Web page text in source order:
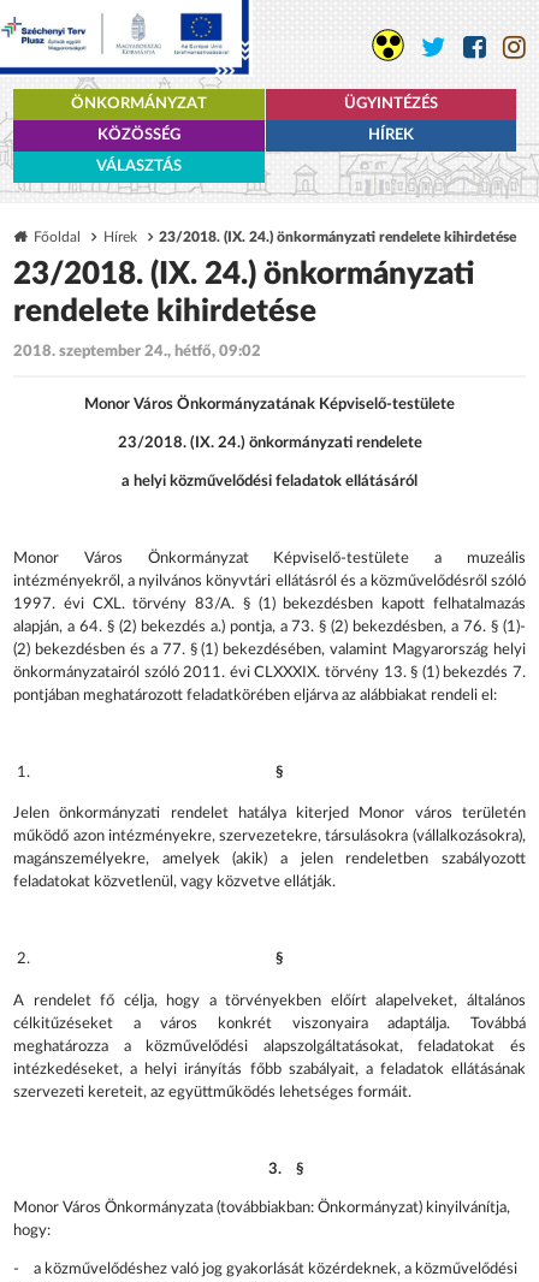
ÖNKORMÁNYZAT
ÜGYINTÉZÉS
KÖZÖSSÉG
HÍREK
VÁLASZTÁS
Főoldal Hírek 23/2018. (IX. 24.) önkormányzati rendelete kihirdetése
23/2018. (IX. 24.) önkormányzati
rendelete kihirdetése
2018. szeptember 24., hétfő, 09:02
Monor Város Önkormányzatának Képviselő-testülete
23/2018. (IX. 24.) önkormányzati rendelete
a helyi közművelődési feladatok ellátásáról
Monor Város Önkormányzat Képviselő-testülete a muzeális
intézményekről, a nyilvános könyvtári ellátásról és a közművelődésről szóló
1997. évi CXL. törvény 83/A. § (1) bekezdésben kapott felhatalmazás
alapján, a 64. § (2) bekezdés a.) pontja, a 73. § (2) bekezdésben, a 76. § (1)-
(2) bekezdésben és a 77. § (1) bekezdésében, valamint Magyarország helyi
önkormányzatairól szóló 2011. évi CLXXXIX. törvény 13. § (1) bekezdés 7.
pontjában meghatározott feladatkörében eljárva az alábbiakat rendeli el:
§
Jelen önkormányzati rendelet hatálya kiterjed Monor város területén
működő azon intézményekre, szervezetekre, társulásokra (vállalkozásokra),
magánszemélyekre, amelyek (akik) a jelen rendeletben szabályozott
feladatokat közvetlenül, vagy közvetve ellátják.
§
A rendelet fő célja, hogy a törvényekben előírt alapelveket, általános
célkitűzéseket a város konkrét viszonyaira adaptálja. Továbbá
meghatározza a közművelődési alapszolgáltatásokat, feladatokat és
intézkedéseket, a helyi irányítás főbb szabályait, a feladatok ellátásának
szervezeti kereteit, az együttműködés lehetséges formáit.
3. §
Monor Város Önkormányzata (továbbiakban: Önkormányzat) kinyilvánítja,
hogy:
- a közművelődéshez való jog gyakorlását közérdeknek, a közművelődési